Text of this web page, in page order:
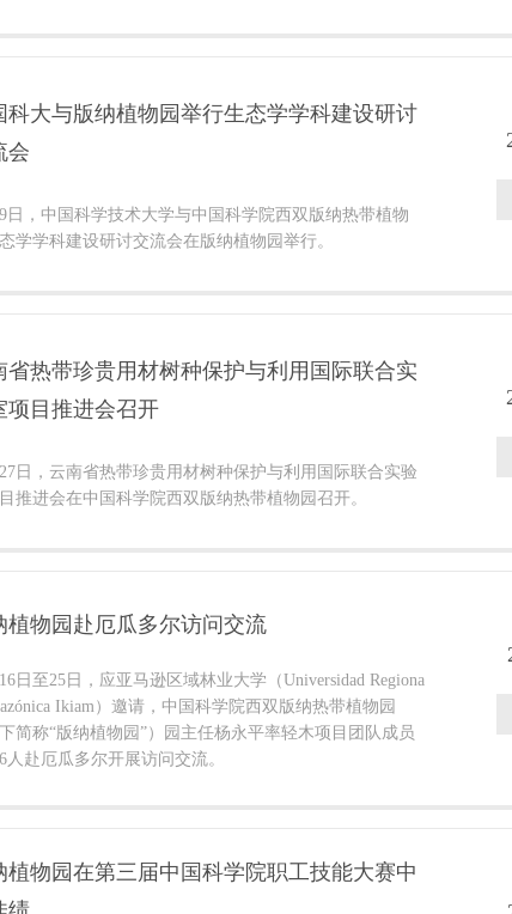
科大与版纳植物园举行生态学学科建设研讨
会
日，中国科学技术大学与中国科学院西双版纳热带植物
学学科建设研讨交流会在版纳植物园举行。
省热带珍贵用材树种保护与利用国际联合实
项目推进会召开
日，云南省热带珍贵用材树种保护与利用国际联合实验
推进会在中国科学院西双版纳热带植物园召开。
植物园赴厄瓜多尔访问交流
日至25日，应亚马逊区域林业大学（Universidad Regiona
Ikiam）邀请，中国科学院西双版纳热带植物园
下简称“版纳植物园”）园主任杨永平率轻木项目团队成员
人赴厄瓜多尔开展访问交流。
植物园在第三届中国科学院职工技能大赛中